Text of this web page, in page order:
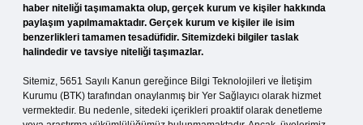
haber niteliği taşımamakta olup, gerçek kurum ve kişiler hakkında
paylaşım yapılmamaktadır. Gerçek kurum ve kişiler ile isim
benzerlikleri tamamen tesadüfidir. Sitemizdeki bilgiler taslak
halindedir ve tavsiye niteliği taşımazlar.
Sitemiz, 5651 Sayılı Kanun gereğince Bilgi Teknolojileri ve İletişim
Kurumu (BTK) tarafından onaylanmış bir Yer Sağlayıcı olarak hizmet
vermektedir. Bu nedenle, sitedeki içerikleri proaktif olarak denetleme